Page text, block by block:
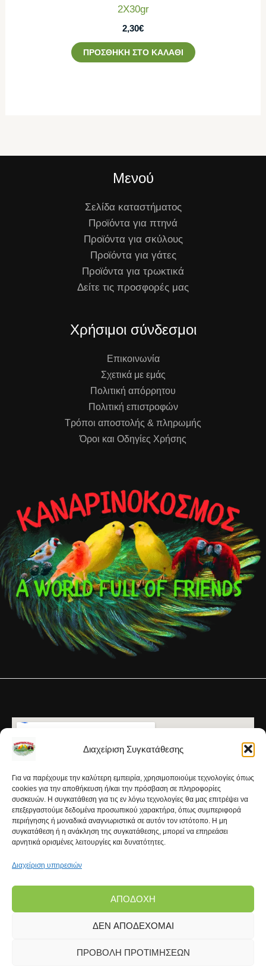
Διαχείριση Συγκατάθεσης
Για να παρέχουμε την καλύτερη εμπειρία, χρησιμοποιούμε τεχνολογίες όπως
cookies για την αποθήκευση ή/και την πρόσβαση σε πληροφορίες
συσκευών. Η συγκατάθεση για τις εν λόγω τεχνολογίες θα μας επιτρέψει να
επεξεργαστούμε δεδομένα προσωπικού χαρακτήρα, όπως συμπεριφορά
περιήγησης ή μοναδικά αναγνωριστικά σε αυτόν τον ιστότοπο. Η μη
συγκατάθεση ή η ανάκληση της συγκατάθεσης, μπορεί να επηρεάσει
αρνητικά ορισμένες λειτουργίες και δυνατότητες.
Διαχείριση υπηρεσιών
ΑΠΟΔΟΧΉ
ΔΕΝ ΑΠΟΔΈΧΟΜΑΙ
ΠΡΟΒΟΛΉ ΠΡΟΤΙΜΉΣΕΩΝ
2Χ30gr
2,30€
ΠΡΟΣΘΉΚΗ ΣΤΟ ΚΑΛΆΘΙ
Μενού
Σελίδα καταστήματος
Προϊόντα για πτηνά
Προϊόντα για σκύλους
Προϊόντα για γάτες
Προϊόντα για τρωκτικά
Δείτε τις προσφορές μας
Χρήσιμοι σύνδεσμοι
Επικοινωνία
Σχετικά με εμάς
Πολιτική απόρρητου
Πολιτική επιστροφών
Τρόποι αποστολής & πληρωμής
Όροι και Οδηγίες Χρήσης
Copyright © 2026 | Kanarinokosmos.gr | Development